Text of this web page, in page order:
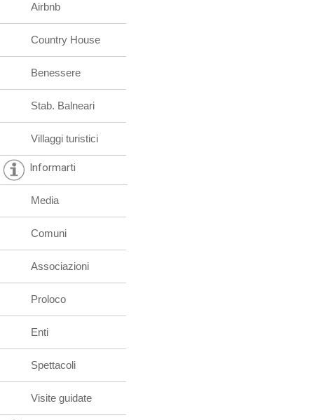
Airbnb
Country House
Benessere
Stab. Balneari
Villaggi turistici
Informarti
Media
Comuni
Associazioni
Proloco
Enti
Spettacoli
Visite guidate